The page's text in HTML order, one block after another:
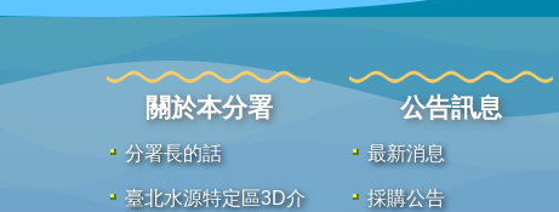
關於本分署
分署長的話
臺北水源特定區3D介
公告訊息
最新消息
採購公告